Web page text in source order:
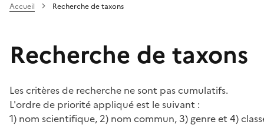
Accueil Recherche de taxons
Recherche de taxons
Les critères de recherche ne sont pas cumulatifs.
L'ordre de priorité appliqué est le suivant :
1) nom scientifique, 2) nom commun, 3) genre et 4)